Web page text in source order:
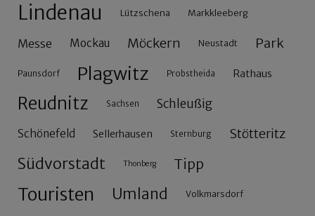
Lindenau Lützschena Markkleeberg
Messe Mockau Möckern Neustadt Park
Paunsdorf Plagwitz Probstheida Rathaus
Reudnitz Sachsen Schleußig
Schönefeld Sellerhausen Sternburg Stötteritz
Südvorstadt Thonberg Tipp
Touristen Umland Volkmarsdorf